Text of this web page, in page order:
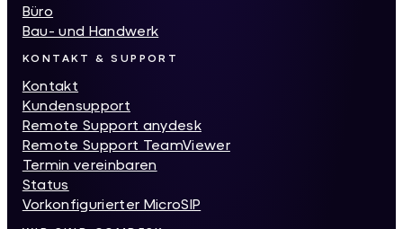
Büro
Bau- und Handwerk
KONTAKT & SUPPORT
Kontakt
Kundensupport
Remote Support anydesk
Remote Support TeamViewer
Termin vereinbaren
Status
Vorkonfigurierter MicroSIP